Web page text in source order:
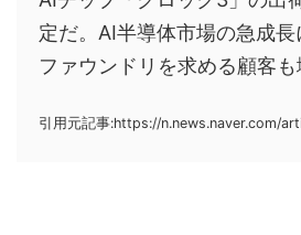
定だ。AI半導体市場の急成
ファウンドリを求める顧客も
引用元記事:https://n.news.naver.com/